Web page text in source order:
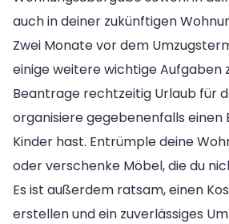
auch in deiner zukünftigen
Zwei Monate vor dem
einige weitere wichtige Aufgaben
Beantrage rechtzeitig Urlaub für
organisiere gegebenenfalls einen
Kinder hast. Entrümple deine
oder verschenke Möbel, die du
Es ist außerdem ratsam, einen
erstellen und ein zuverlässiges